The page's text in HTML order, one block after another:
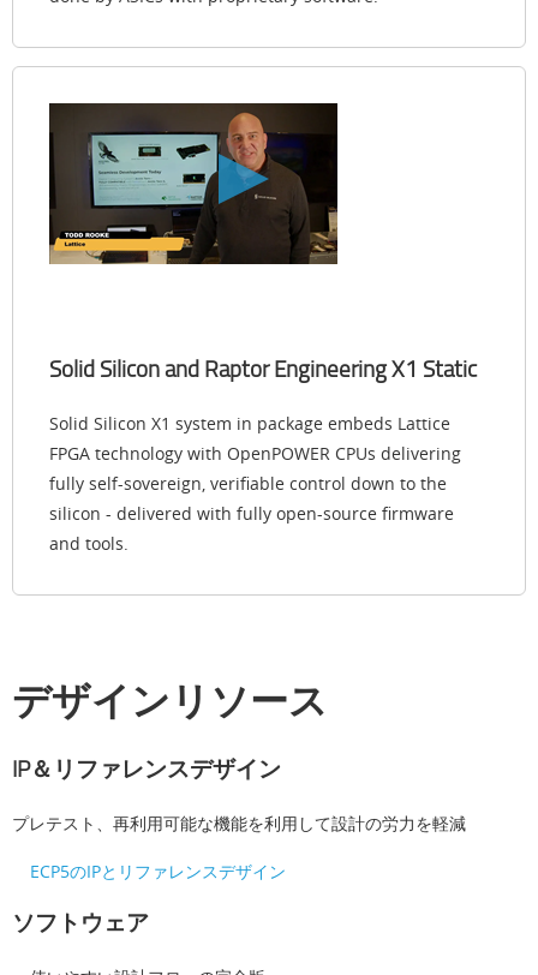
Solid Silicon and Raptor Engineering X1 Static
Solid Silicon X1 system in package embeds Lattice
FPGA technology with OpenPOWER CPUs delivering
fully self-sovereign, verifiable control down to the
silicon - delivered with fully open-source firmware
and tools.
デザインリソース
IP＆リファレンスデザイン
プレテスト、再利用可能な機能を利用して設計の労力を軽減
ECP5のIPとリファレンスデザイン
ソフトウェア